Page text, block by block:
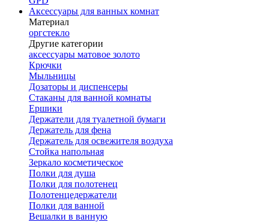
Аксессуары для ванных комнат
Материал
оргстекло
Другие категории
аксессуары матовое золото
Крючки
Мыльницы
Дозаторы и диспенсеры
Стаканы для ванной комнаты
Ершики
Держатели для туалетной бумаги
Держатель для фена
Держатель для освежителя воздуха
Стойка напольная
Зеркало косметическое
Полки для душа
Полки для полотенец
Полотенцедержатели
Полки для ванной
Вешалки в ванную